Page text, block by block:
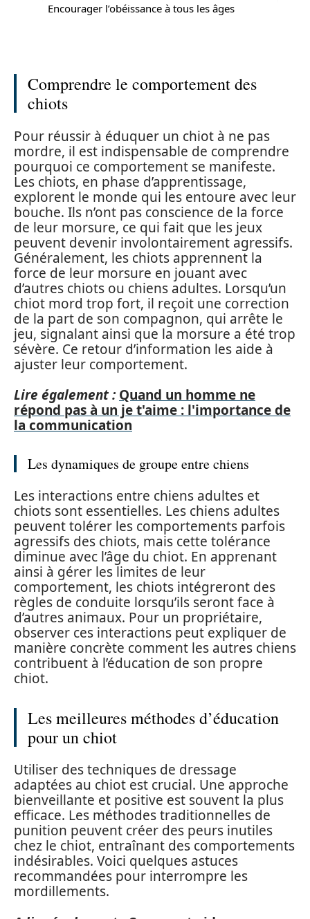
Encourager l’obéissance à tous les âges
Comprendre le comportement des
chiots
Pour réussir à éduquer un chiot à ne pas
mordre, il est indispensable de comprendre
pourquoi ce comportement se manifeste.
Les chiots, en phase d’apprentissage,
explorent le monde qui les entoure avec leur
bouche. Ils n’ont pas conscience de la force
de leur morsure, ce qui fait que les jeux
peuvent devenir involontairement agressifs.
Généralement, les chiots apprennent la
force de leur morsure en jouant avec
d’autres chiots ou chiens adultes. Lorsqu’un
chiot mord trop fort, il reçoit une correction
de la part de son compagnon, qui arrête le
jeu, signalant ainsi que la morsure a été trop
sévère. Ce retour d’information les aide à
ajuster leur comportement.
Lire également : Quand un homme ne
répond pas à un je t'aime : l'importance de
la communication
Les dynamiques de groupe entre chiens
Les interactions entre chiens adultes et
chiots sont essentielles. Les chiens adultes
peuvent tolérer les comportements parfois
agressifs des chiots, mais cette tolérance
diminue avec l’âge du chiot. En apprenant
ainsi à gérer les limites de leur
comportement, les chiots intégreront des
règles de conduite lorsqu’ils seront face à
d’autres animaux. Pour un propriétaire,
observer ces interactions peut expliquer de
manière concrète comment les autres chiens
contribuent à l’éducation de son propre
chiot.
Les meilleures méthodes d’éducation
pour un chiot
Utiliser des techniques de dressage
adaptées au chiot est crucial. Une approche
bienveillante et positive est souvent la plus
efficace. Les méthodes traditionnelles de
punition peuvent créer des peurs inutiles
chez le chiot, entraînant des comportements
indésirables. Voici quelques astuces
recommandées pour interrompre les
mordillements.